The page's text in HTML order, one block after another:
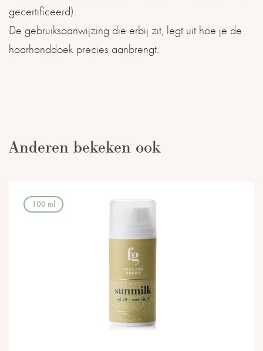
gecertificeerd).
De gebruiksaanwijzing die erbij zit, legt uit hoe je de
haarhanddoek precies aanbrengt.
Anderen bekeken ook
100 ml